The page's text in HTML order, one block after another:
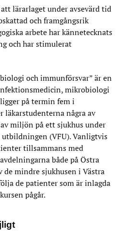
lärarlaget under avsevärd tid
och framgångsrik
arbete har kännetecknats
och har stimulerat
och immunförsvar” är en
mikrobiologi
på termin fem i
läkarstudenterna några av
miljön på ett sjukhus under
utbildningen (VFU). Vanligtvis
tillsammans med
både på Östra
de mindre sjukhusen i Västra
de patienter som är inlagda
pågår.